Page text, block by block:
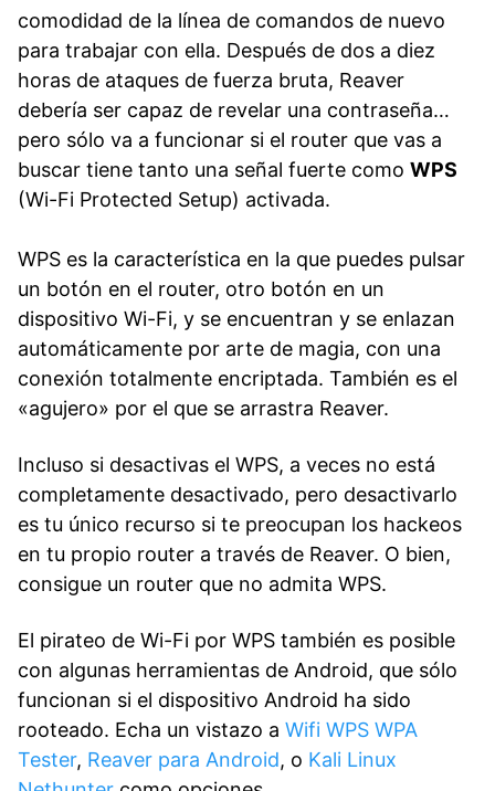
comodidad de la línea de comandos de nuevo
para trabajar con ella. Después de dos a diez
horas de ataques de fuerza bruta, Reaver
debería ser capaz de revelar una contraseña…
pero sólo va a funcionar si el router que vas a
buscar tiene tanto una señal fuerte como WPS
(Wi-Fi Protected Setup) activada.
WPS es la característica en la que puedes pulsar
un botón en el router, otro botón en un
dispositivo Wi-Fi, y se encuentran y se enlazan
automáticamente por arte de magia, con una
conexión totalmente encriptada. También es el
«agujero» por el que se arrastra Reaver.
Incluso si desactivas el WPS, a veces no está
completamente desactivado, pero desactivarlo
es tu único recurso si te preocupan los hackeos
en tu propio router a través de Reaver. O bien,
consigue un router que no admita WPS.
El pirateo de Wi-Fi por WPS también es posible
con algunas herramientas de Android, que sólo
funcionan si el dispositivo Android ha sido
rooteado. Echa un vistazo a Wifi WPS WPA
Tester, Reaver para Android, o Kali Linux